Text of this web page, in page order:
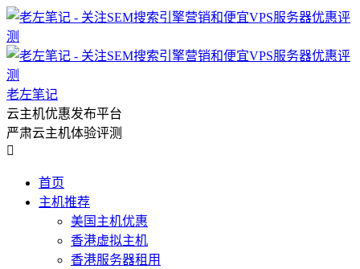
老左笔记
云主机优惠发布平台
严肃云主机体验评测

首页
主机推荐
美国主机优惠
香港虚拟主机
香港服务器租用